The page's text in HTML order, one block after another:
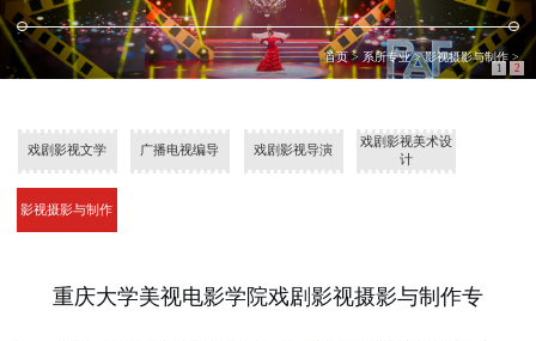
1 2
首页> 系所专业>影视摄影与制作>
戏剧影视文学 广播电视编导 戏剧影视导演
戏剧影视美术设
计
影视摄影与制作
重庆大学美视电影学院戏剧影视摄影与制作专